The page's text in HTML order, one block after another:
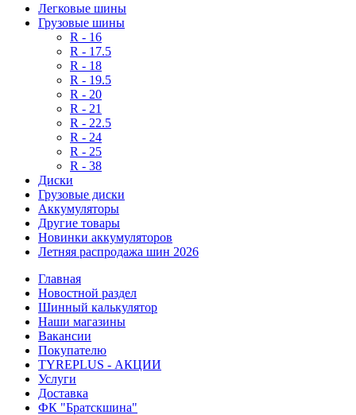
Легковые шины
Грузовые шины
R - 16
R - 17.5
R - 18
R - 19.5
R - 20
R - 21
R - 22.5
R - 24
R - 25
R - 38
Диски
Грузовые диски
Аккумуляторы
Другие товары
Новинки аккумуляторов
Летняя распродажа шин 2026
Главная
Новостной раздел
Шинный калькулятор
Наши магазины
Вакансии
Покупателю
TYREPLUS - АКЦИИ
Услуги
Доставка
ФК "Братскшина"